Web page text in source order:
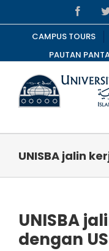
to
contentCAMPUS TOURS
PAUTAN
UNISBA jalin
UNISBA
dengan